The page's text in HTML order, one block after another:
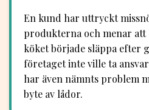
En kund har uttryckt
produkterna och menar att
köket började släppa efter
företaget inte ville ta
har även nämnts problem
byte av lådor.